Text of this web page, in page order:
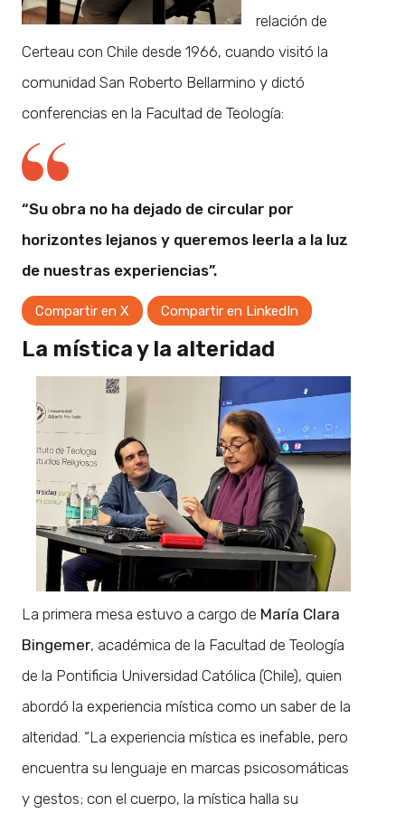
relación de
Certeau con Chile desde 1966, cuando visitó la
comunidad San Roberto Bellarmino y dictó
conferencias en la Facultad de Teología:
“Su obra no ha dejado de circular por
horizontes lejanos y queremos leerla a la luz
de nuestras experiencias”.
Compartir en X Compartir en LinkedIn
La mística y la alteridad
La primera mesa estuvo a cargo de María Clara
Bingemer, académica de la Facultad de Teología
de la Pontificia Universidad Católica (Chile), quien
abordó la experiencia mística como un saber de la
alteridad. “La experiencia mística es inefable, pero
encuentra su lenguaje en marcas psicosomáticas
y gestos; con el cuerpo, la mística halla su